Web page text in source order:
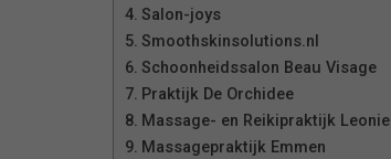
Salon-joys
Smoothskinsolutions.nl
Schoonheidssalon Beau Visage
Praktijk De Orchidee
Massage- en Reikipraktijk Leonie
Massagepraktijk Emmen